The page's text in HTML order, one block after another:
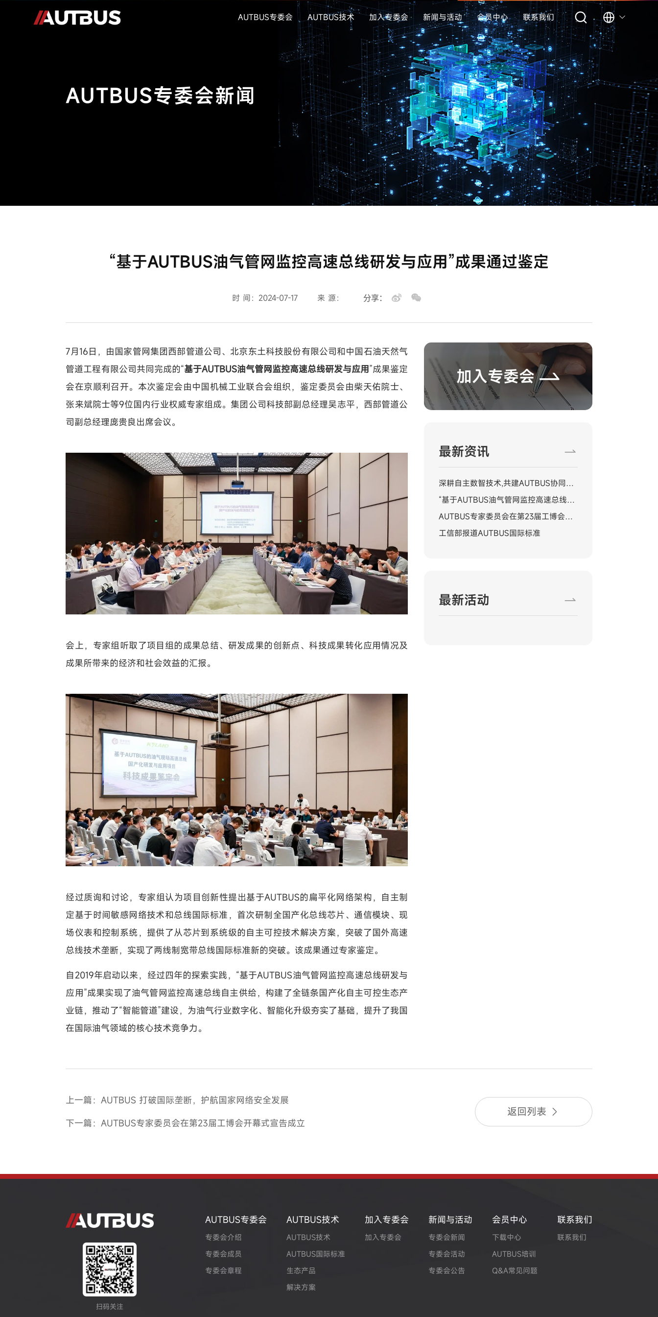
AUTBUS专委会 AUTBUS技术 加入专委会 新闻与活动 会员中心 联系我们
AUTBUS专委会新闻
“基于AUTBUS油气管网监控高速总线研发与应用”成果通过鉴定
时 间：2024-07-17 来 源： 分享：
7月16日，由国家管网集团西部管道公司、北京东土科技股份有限公司和中国石油天然气
管道工程有限公司共同完成的“基于AUTBUS油气管网监控高速总线研发与应用”成果鉴定
会在京顺利召开。本次鉴定会由中国机械工业联合会组织，鉴定委员会由柴天佑院士、
张来斌院士等9位国内行业权威专家组成。集团公司科技部副总经理吴志平，西部管道公
司副总经理庞贵良出席会议。
会上，专家组听取了项目组的成果总结、研发成果的创新点、科技成果转化应用情况及
成果所带来的经济和社会效益的汇报。
经过质询和讨论，专家组认为项目创新性提出基于AUTBUS的扁平化网络架构，自主制
定基于时间敏感网络技术和总线国际标准，首次研制全国产化总线芯片、通信模块、现
场仪表和控制系统，提供了从芯片到系统级的自主可控技术解决方案，突破了国外高速
总线技术垄断，实现了两线制宽带总线国际标准新的突破。该成果通过专家鉴定。
自2019年启动以来，经过四年的探索实践，“基于AUTBUS油气管网监控高速总线研发与
应用”成果实现了油气管网监控高速总线自主供给，构建了全链条国产化自主可控生态产
业链，推动了“智能管道”建设，为油气行业数字化、智能化升级夯实了基础，提升了我国
在国际油气领域的核心技术竞争力。
加入专委会
最新资讯
深耕自主数智技术,共建AUTBUS协同产
业生态"数智工业全域升级与产业生态论
坛圆满落幕"
“基于AUTBUS油气管网监控高速总线研
发与应用”成果通过鉴定
AUTBUS专家委员会在第23届工博会开
幕式宣告成立
工信部报道AUTBUS国际标准
最新活动
上一篇：AUTBUS 打破国际垄断，护航国家网络安全发展
下一篇：AUTBUS专家委员会在第23届工博会开幕式宣告成立
返回列表
扫码关注
AUTBUS专委会
专委会介绍
专委会成员
专委会章程
AUTBUS技术
AUTBUS技术
AUTBUS国际标准
生态产品
解决方案
加入专委会
加入专委会
新闻与活动
专委会新闻
专委会活动
专委会公告
会员中心
下载中心
AUTBUS培训
Q&A常见问题
联系我们
联系我们